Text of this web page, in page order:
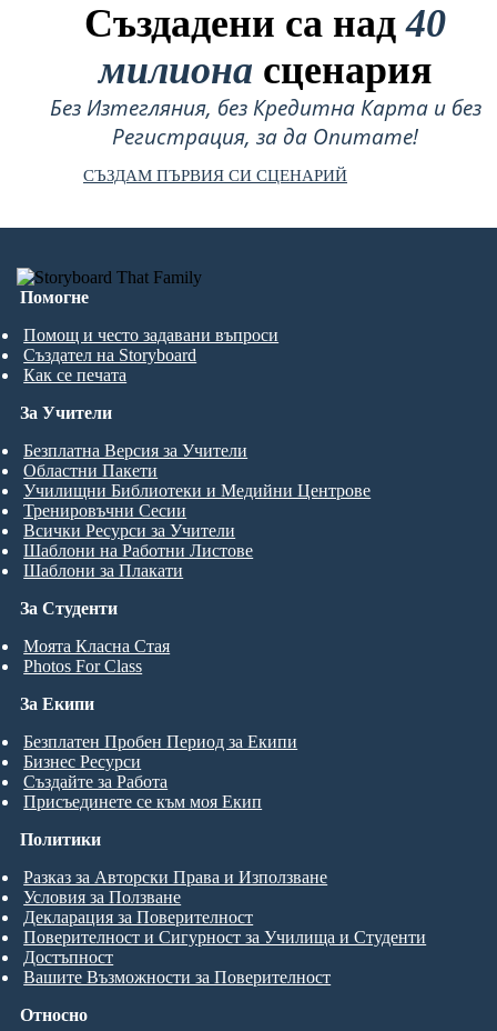
Създадени са над40
милиона сценария
Без Изтегляния, без Кредитна Карта и без
Регистрация, за да Опитате!
СЪЗДАМ ПЪРВИЯ СИ СЦЕНАРИЙ
Помогне
Помощ и често задавани въпроси
Създател на Storyboard
Как се печата
За Студенти
Моята Класна Стая
Photos For Class
За Учители
Безплатна Версия за Учители
Областни Пакети
Училищни Библиотеки и Медийни Центрове
Тренировъчни Сесии
Всички Ресурси за Учители
Шаблони на Работни Листове
Шаблони за Плакати
За Екипи
Безплатен Пробен Период за Екипи
Бизнес Ресурси
Създайте за Работа
Присъединете се към моя Екип
Относно
Политики
Разказ за Авторски Права и Използване
Условия за Ползване
Декларация за Поверителност
Поверителност и Сигурност за Училища и Студенти
Достъпност
Вашите Възможности за Поверителност